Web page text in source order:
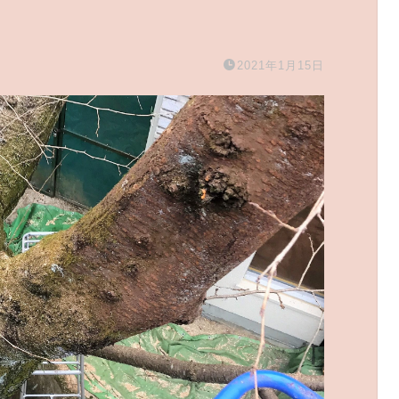
2021年1月15日